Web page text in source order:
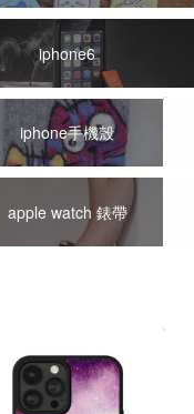
iphone6
iphone手機殼
apple watch 錶帶